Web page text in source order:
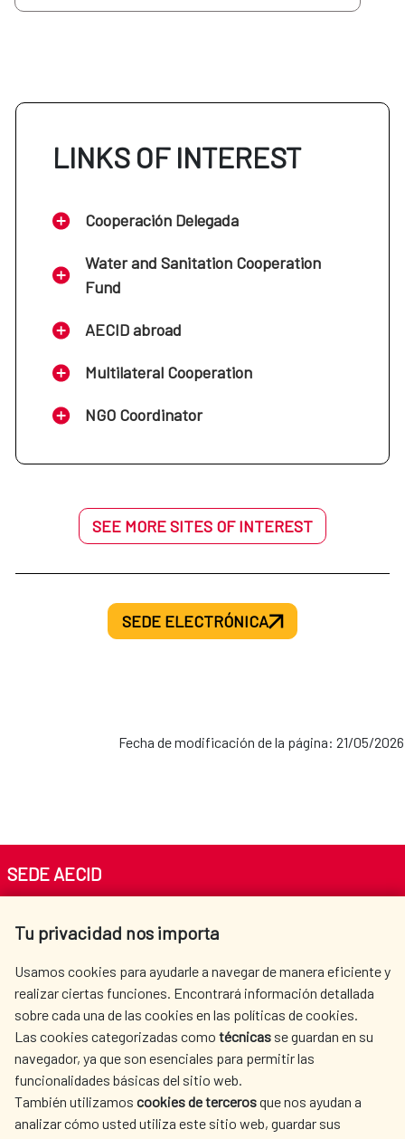
LINKS OF INTEREST
Cooperación Delegada
Water and Sanitation Cooperation
Fund
AECID abroad
Multilateral Cooperation
NGO Coordinator
SEE MORE SITES OF INTEREST
SEDE ELECTRÓNICA
Fecha de modificación de la página: 21/05/2026
Tu privacidad nos importa
Usamos cookies para ayudarle a navegar de manera eficiente y
realizar ciertas funciones. Encontrará información detallada
sobre cada una de las cookies en las políticas de cookies.
Las cookies categorizadas como técnicas se guardan en su
navegador, ya que son esenciales para permitir las
funcionalidades básicas del sitio web.
También utilizamos cookies de tercerosque nos ayudan a
analizar cómo usted utiliza este sitio web, guardar sus
SEDE AECID
Tel. +34 900 20 30 54​​​​​​​
AECID
WHERE DO WE COOPERATE?
SPANISH HUMANITARIAN
ACTION
PRESS ROOM
CULTURE AND SCIENCE LIBRARY